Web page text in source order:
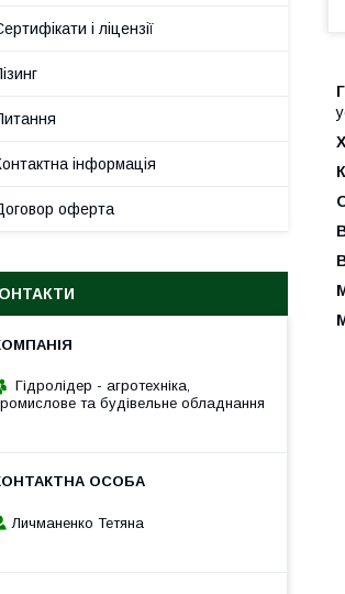
і ліцензії
інформація
оферта
Гідролідер - агротехніка,
та будівельне обладнання
Личманенко Тетяна